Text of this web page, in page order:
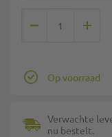
Op voorraad
Verwachte
nu bestelt.